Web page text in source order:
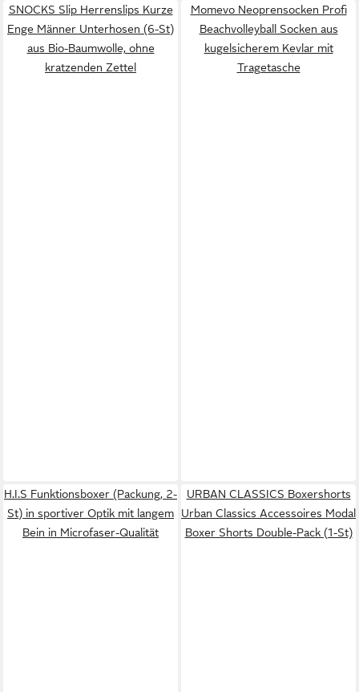
SNOCKS Slip Herrenslips Kurze
Enge Männer Unterhosen (6-St)
aus Bio-Baumwolle, ohne
kratzenden Zettel
Momevo Neoprensocken Profi
Beachvolleyball Socken aus
kugelsicherem Kevlar mit
Tragetasche
H.I.S Funktionsboxer (Packung, 2-
St) in sportiver Optik mit langem
Bein in Microfaser-Qualität
URBAN CLASSICS Boxershorts
Urban Classics Accessoires Modal
Boxer Shorts Double-Pack (1-St)